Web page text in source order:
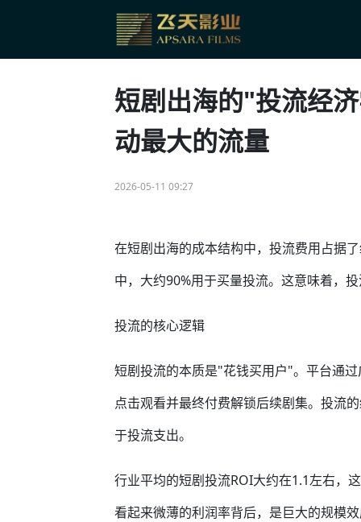
短剧出海的"投流经
动最大的流量
2026-05-11 09:27
在短剧出海的成本结构中，投流费用占据
中，大约90%用于买量投流。这意味着，
投流的核心逻辑
短剧投流的本质是"花钱买用户"。平台通
点击观看并最终付费解锁后续剧集。投
于投流支出。
行业平均的短剧投流ROI大约在1.1左右，
看起来微薄的利润率背后，是巨大的规模